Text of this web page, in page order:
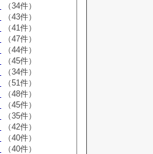
（34件）
（43件）
（41件）
（47件）
（44件）
（45件）
（34件）
（51件）
（48件）
（45件）
（35件）
（42件）
（40件）
（40件）